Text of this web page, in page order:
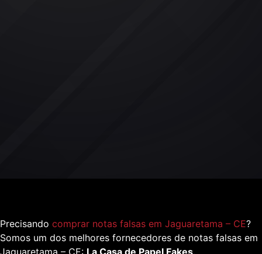
Precisando comprar notas falsas em Jaguaretama – CE?
Somos um dos melhores fornecedores de notas falsas em
Jaguaretama – CE: La Casa de Papel Fakes.